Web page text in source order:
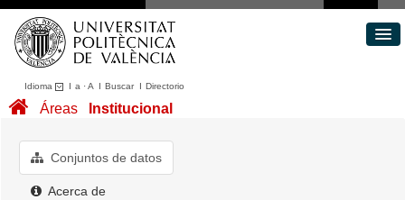
Idioma I a ·A I BuscarI Directorio
Conjuntos de datos
Acerca de
Áreas Institucional
Conjuntos de datos
Acerca de